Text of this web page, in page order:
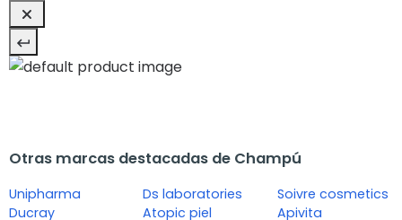
Otras marcas destacadas de Champú
Unipharma
Ducray
Ds laboratories
Atopic piel
Soivre cosmetics
Apivita